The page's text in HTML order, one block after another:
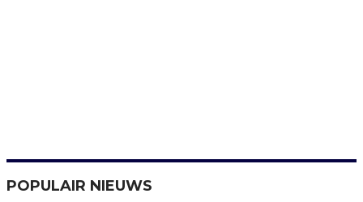
POPULAIR NIEUWS